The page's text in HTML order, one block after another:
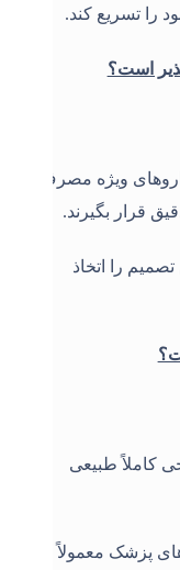
را تسریع کند.
است؟
ویژه مصرف
قرار بگیرند.
را اتخاذ
کاملاً طبیعی
پزشک معمولاً